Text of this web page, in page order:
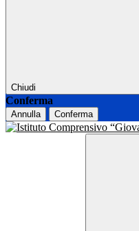
Chiudi
Conferma
Annulla Conferma